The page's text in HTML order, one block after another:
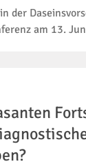
der
am 13.